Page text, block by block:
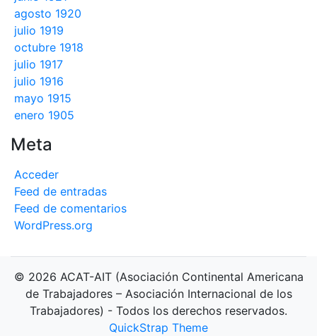
agosto 1920
julio 1919
octubre 1918
julio 1917
julio 1916
mayo 1915
enero 1905
Meta
Acceder
Feed de entradas
Feed de comentarios
WordPress.org
© 2026 ACAT-AIT (Asociación Continental Americana
de Trabajadores – Asociación Internacional de los
Trabajadores) - Todos los derechos reservados.
QuickStrap Theme